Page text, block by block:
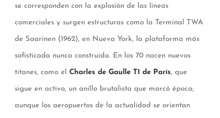
se corresponden con la explosión de las líneas
comerciales y surgen estructuras como la Terminal TWA
de Saarinen (1962), en Nueva York, la plataforma más
sofisticada nunca construida. En los 70 nacen nuevos
titanes, como el Charles de Gaulle T1 de París, que
sigue en activo, un anillo brutalista que marcó época;
aunque los aeropuertos de la actualidad se orientan